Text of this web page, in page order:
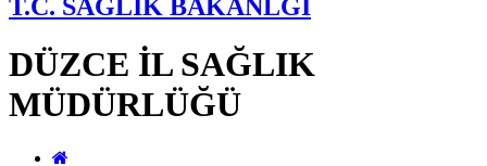
T.C. SAĞLIK BAKANLĞI
DÜZCE İL SAĞLIK
MÜDÜRLÜĞÜ